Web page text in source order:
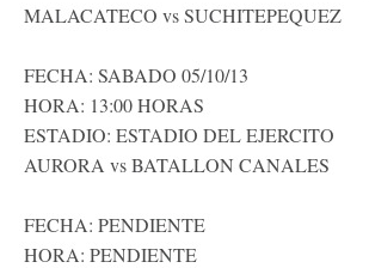
MALACATECO vs SUCHITEPEQUEZ
FECHA: SABADO 05/10/13
HORA: 13:00 HORAS
ESTADIO: ESTADIO DEL EJERCITO
AURORA vs BATALLON CANALES
FECHA: PENDIENTE
HORA: PENDIENTE